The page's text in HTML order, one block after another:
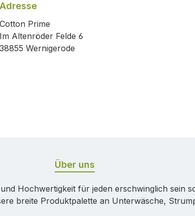
Adresse
Cotton Prime
Im Altenröder Felde 6
38855 Wernigerode
Über uns
Hochwertigkeit für jeden erschwinglich sein
breite Produktpalette an Unterwäsche,